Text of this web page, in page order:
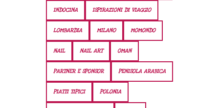
INDOCINA ISPIRAZIONI DI VIAGGIO
LOMBARDIA MILANO MOMONDO
NAIL NAIL ART OMAN
PARTNER E SPONSOR PENISOLA ARABICA
PIATTI TIPICI POLONIA